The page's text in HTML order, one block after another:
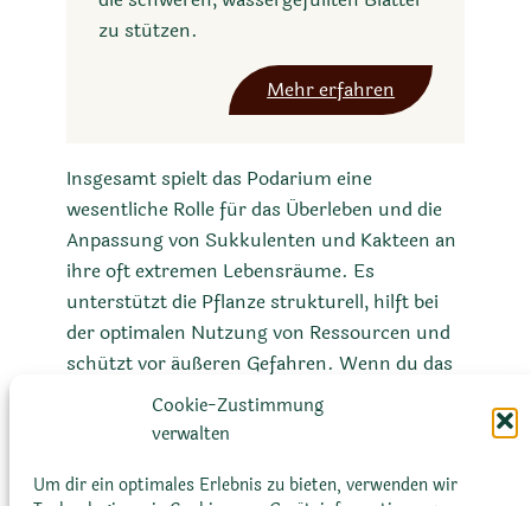
Cookie-Zustimmung
verwalten
Um dir ein optimales Erlebnis zu bieten, verwenden wir
zu stützen.
Mehr erfahren
Insgesamt spielt das Podarium eine
wesentliche Rolle für das Überleben und die
Anpassung von Sukkulenten und Kakteen an
ihre oft extremen Lebensräume. Es
unterstützt die Pflanze strukturell, hilft bei
der optimalen Nutzung von Ressourcen und
schützt vor äußeren Gefahren. Wenn du das
nächste Mal eine Sukkulente oder einen
Kaktus betrachtest, achte auf die kleinen,
beeindruckenden Anpassungsfähigkeit dieser